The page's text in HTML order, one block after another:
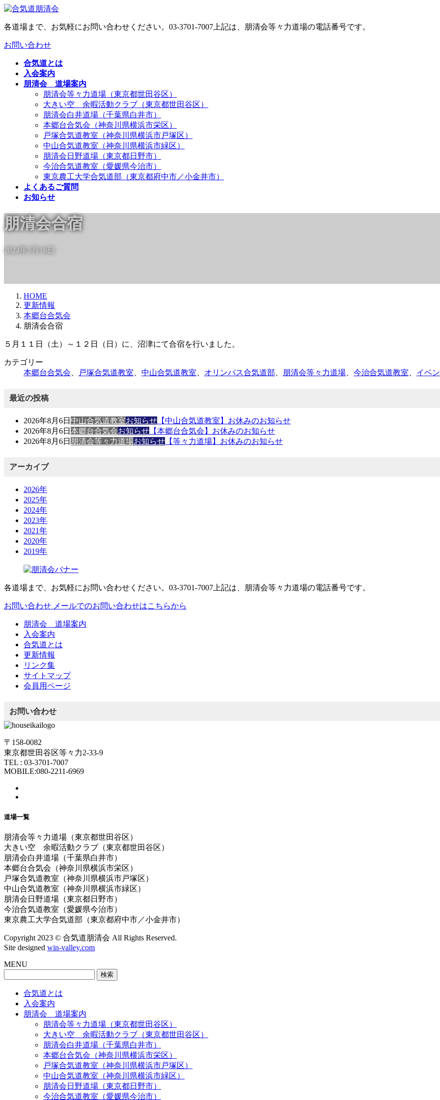
コ
テ
ツ
ナ
ゲ
シ
各道場まで、お気軽にお問い合わせください。 03-3701-7007 上記は、朋清会等々力道場の電話番号です。
お問い合わせ
合気道とは
入会案内
朋清会 道場案内
朋清会等々力道場（東京都世田谷区）
大きい空 余暇活動クラブ（東京都世田谷区）
朋清会白井道場（千葉県白井市）
本郷台合気会（神奈川県横浜市栄区）
戸塚合気道教室（神奈川県横浜市戸塚区）
中山合気道教室（神奈川県横浜市緑区）
朋清会日野道場（東京都日野市）
今治合気道教室（愛媛県今治市）
東京農工大学合気道部（東京都府中市／小金井市）
よくあるご質問
お知らせ
朋清会合宿
2024年5月16日
HOME
更新情報
本郷台合気会
朋清会合宿
５月１１日（土）～１２日（日）に、沼津にて合宿を行いました。
カテゴリー
本郷台合気会、 戸塚合気道教室、 中山合気道教室、 オリンパス合気道部、 朋清会等々力道場、 今治合気道教室、 イベ
最近の投稿
2026年8月6日 中山合気道教室お知らせ 【中山合気道教室】お休みのお知らせ
2026年8月6日 本郷台合気会お知らせ 【本郷台合気会】お休みのお知らせ
2026年8月6日 朋清会等々力道場お知らせ 【等々力道場】お休みのお知らせ
アーカイブ
2026年
2025年
2024年
2023年
2021年
2020年
2019年
各道場まで、お気軽にお問い合わせください。 03-3701-7007 上記は、朋清会等々力道場の電話番号です。
お問い合わせ メールでのお問い合わせはこちらから
朋清会 道場案内
入会案内
合気道とは
更新情報
リンク集
サイトマップ
会員用ページ
お問い合わせ
〒158-0082
東京都世田谷区等々力2-33-9
TEL : 03-3701-7007
MOBILE:080-2211-6969
道場一覧
朋清会等々力道場（東京都世田谷区）
大きい空 余暇活動クラブ（東京都世田谷区）
朋清会白井道場（千葉県白井市）
本郷台合気会（神奈川県横浜市栄区）
戸塚合気道教室（神奈川県横浜市戸塚区）
中山合気道教室（神奈川県横浜市緑区）
朋清会日野道場（東京都日野市）
今治合気道教室（愛媛県今治市）
東京農工大学合気道部（東京都府中市／小金井市）
Copyright 2023 © 合気道朋清会 All Rights Reserved.
Site designed win-valley.com
MENU
合気道とは
入会案内
朋清会 道場案内
朋清会等々力道場（東京都世田谷区）
大きい空 余暇活動クラブ（東京都世田谷区）
朋清会白井道場（千葉県白井市）
本郷台合気会（神奈川県横浜市栄区）
戸塚合気道教室（神奈川県横浜市戸塚区）
中山合気道教室（神奈川県横浜市緑区）
朋清会日野道場（東京都日野市）
今治合気道教室（愛媛県今治市）